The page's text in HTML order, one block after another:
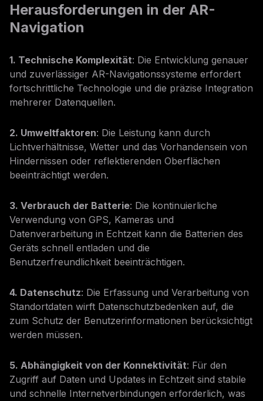
Herausforderungen in der AR-
Navigation
1. Technische Komplexität: Die Entwicklung genauer
und zuverlässiger AR-Navigationssysteme erfordert
fortschrittliche Technologie und die präzise Integration
mehrerer Datenquellen.
2. Umweltfaktoren: Die Leistung kann durch
Lichtverhältnisse, Wetter und das Vorhandensein von
Hindernissen oder reflektierenden Oberflächen
beeinträchtigt werden.
3. Verbrauch der Batterie: Die kontinuierliche
Verwendung von GPS, Kameras und
Datenverarbeitung in Echtzeit kann die Batterien des
Geräts schnell entladen und die
Benutzerfreundlichkeit beeinträchtigen.
4. Datenschutz: Die Erfassung und Verarbeitung von
Standortdaten wirft Datenschutzbedenken auf, die
zum Schutz der Benutzerinformationen berücksichtigt
werden müssen.
5. Abhängigkeit von der Konnektivität: Für den
Zugriff auf Daten und Updates in Echtzeit sind stabile
und schnelle Internetverbindungen erforderlich, was